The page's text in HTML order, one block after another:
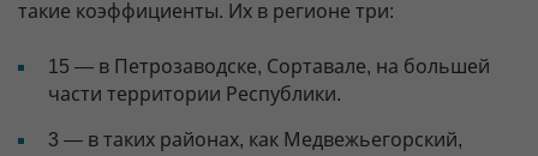
такие коэффициенты. Их в регионе три:
15 — в Петрозаводске, Сортавале, на большей
части территории Республики.
3 — в таких районах, как Медвежьегорский,